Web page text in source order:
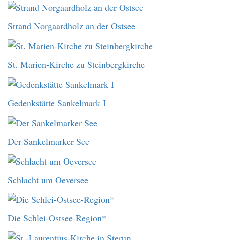
Strand Norgaardholz an der Ostsee
St. Marien-Kirche zu Steinbergkirche
Gedenkstätte Sankelmark I
Der Sankelmarker See
Schlacht um Oeversee
Die Schlei-Ostsee-Region*